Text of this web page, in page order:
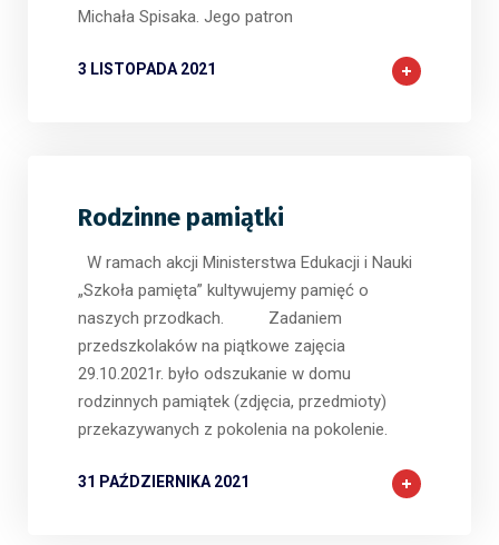
Michała Spisaka. Jego patron
3 LISTOPADA 2021
Rodzinne pamiątki
W ramach akcji Ministerstwa Edukacji i Nauki
„Szkoła pamięta” kultywujemy pamięć o
naszych przodkach. Zadaniem
przedszkolaków na piątkowe zajęcia
29.10.2021r. było odszukanie w domu
rodzinnych pamiątek (zdjęcia, przedmioty)
przekazywanych z pokolenia na pokolenie.
31 PAŹDZIERNIKA 2021